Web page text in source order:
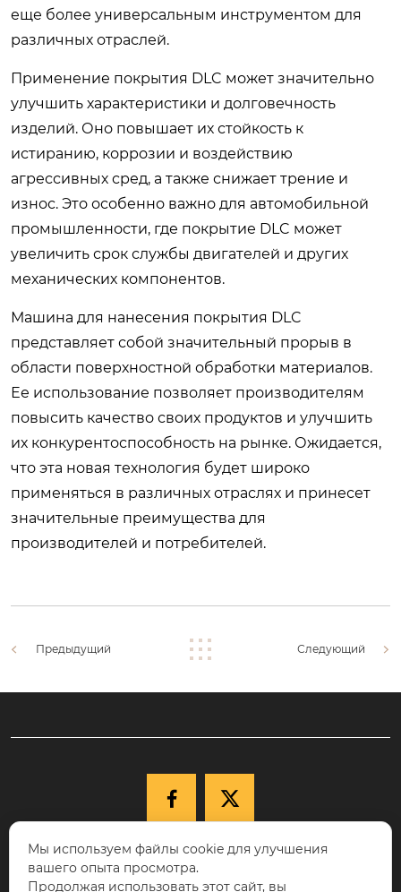
еще более универсальным инструментом для
различных отраслей.
Применение покрытия DLC может значительно
улучшить характеристики и долговечность
изделий. Оно повышает их стойкость к
истиранию, коррозии и воздействию
агрессивных сред, а также снижает трение и
износ. Это особенно важно для автомобильной
промышленности, где покрытие DLC может
увеличить срок службы двигателей и других
механических компонентов.
Машина для нанесения покрытия DLC
представляет собой значительный прорыв в
области поверхностной обработки материалов.
Ее использование позволяет производителям
повысить качество своих продуктов и улучшить
их конкурентоспособность на рынке. Ожидается,
что эта новая технология будет широко
применяться в различных отраслях и принесет
значительные преимущества для
производителей и потребителей.
Предыдущий Следующий
 
 +86-15040177271
КНР, провинция Ляонин, г. Шэньян,
Мы используем файлы cookie для улучшения
вашего опыта просмотра.
Продолжая использовать этот сайт, вы